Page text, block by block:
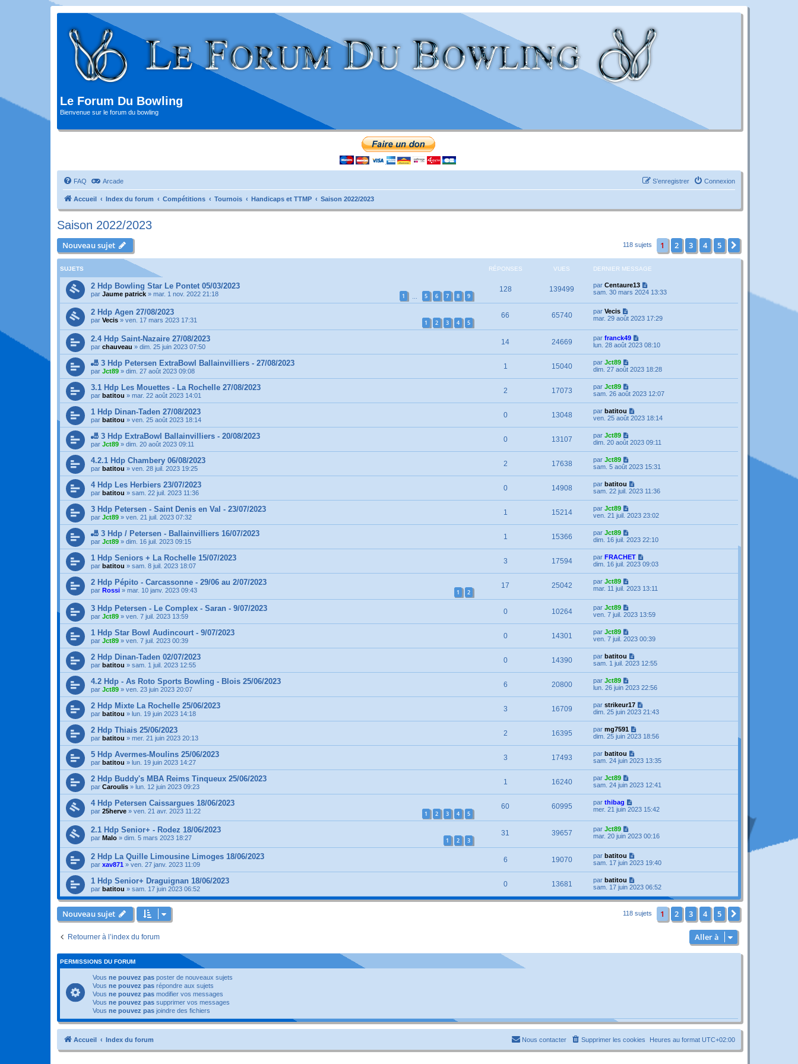
Le Forum Du Bowling
Bienvenue sur le forum du bowling
FAQ Arcade Connexion
S’enregistrer
Accueil Index du forum Compétitions Tournois Handicaps et TTMP Saison 2022/2023
Saison 2022/2023
Nouveau sujet 118 sujets 1 2 3 4 5
SUJETS RÉPONSES VUES DERNIER MESSAGE
2 Hdp Bowling Star Le Pontet 05/03/2023
par Jaume patrick » mar. 1 nov. 2022 21:18 1 5 6 7 8 9
128 139499 par Centaure13
sam. 30 mars 2024 13:33
2 Hdp Agen 27/08/2023
par Vecis » ven. 17 mars 2023 17:31 1 2 3 4 5
66 65740 par Vecis
mar. 29 août 2023 17:29
2.4 Hdp Saint-Nazaire 27/08/2023
par chauveau » dim. 25 juin 2023 07:50
14 24669 par franck49
lun. 28 août 2023 08:10
🎳 3 Hdp Petersen ExtraBowl Ballainvilliers - 27/08/2023
par Jct89 » dim. 27 août 2023 09:08
1 15040 par Jct89
dim. 27 août 2023 18:28
3.1 Hdp Les Mouettes - La Rochelle 27/08/2023
par batitou » mar. 22 août 2023 14:01
2 17073 par Jct89
sam. 26 août 2023 12:07
1 Hdp Dinan-Taden 27/08/2023
par batitou » ven. 25 août 2023 18:14
0 13048 par batitou
ven. 25 août 2023 18:14
🎳 3 Hdp ExtraBowl Ballainvilliers - 20/08/2023
par Jct89 » dim. 20 août 2023 09:11
0 13107 par Jct89
dim. 20 août 2023 09:11
4.2.1 Hdp Chambery 06/08/2023
par batitou » ven. 28 juil. 2023 19:25
2 17638 par Jct89
sam. 5 août 2023 15:31
4 Hdp Les Herbiers 23/07/2023
par batitou » sam. 22 juil. 2023 11:36
0 14908 par batitou
sam. 22 juil. 2023 11:36
3 Hdp Petersen - Saint Denis en Val - 23/07/2023
par Jct89 » ven. 21 juil. 2023 07:32
1 15214 par Jct89
ven. 21 juil. 2023 23:02
🎳 3 Hdp / Petersen - Ballainvilliers 16/07/2023
par Jct89 » dim. 16 juil. 2023 09:15
1 15366 par Jct89
dim. 16 juil. 2023 22:10
1 Hdp Seniors + La Rochelle 15/07/2023
par batitou » sam. 8 juil. 2023 18:07
3 17594 par FRACHET
dim. 16 juil. 2023 09:03
2 Hdp Pépito - Carcassonne - 29/06 au 2/07/2023
par Rossi » mar. 10 janv. 2023 09:43 1 2
17 25042 par Jct89
mar. 11 juil. 2023 13:11
3 Hdp Petersen - Le Complex - Saran - 9/07/2023
par Jct89 » ven. 7 juil. 2023 13:59
0 10264 par Jct89
ven. 7 juil. 2023 13:59
1 Hdp Star Bowl Audincourt - 9/07/2023
par Jct89 » ven. 7 juil. 2023 00:39
0 14301 par Jct89
ven. 7 juil. 2023 00:39
2 Hdp Dinan-Taden 02/07/2023
par batitou » sam. 1 juil. 2023 12:55
0 14390 par batitou
sam. 1 juil. 2023 12:55
4.2 Hdp - As Roto Sports Bowling - Blois 25/06/2023
par Jct89 » ven. 23 juin 2023 20:07
6 20800 par Jct89
lun. 26 juin 2023 22:56
2 Hdp Mixte La Rochelle 25/06/2023
par batitou » lun. 19 juin 2023 14:18
3 16709 par strikeur17
dim. 25 juin 2023 21:43
2 Hdp Thiais 25/06/2023
par batitou » mer. 21 juin 2023 20:13
2 16395 par mg7591
dim. 25 juin 2023 18:56
5 Hdp Avermes-Moulins 25/06/2023
par batitou » lun. 19 juin 2023 14:27
3 17493 par batitou
sam. 24 juin 2023 13:35
2 Hdp Buddy's MBA Reims Tinqueux 25/06/2023
par Caroulis » lun. 12 juin 2023 09:23
1 16240 par Jct89
sam. 24 juin 2023 12:41
4 Hdp Petersen Caissargues 18/06/2023
par 25herve » ven. 21 avr. 2023 11:22 1 2 3 4 5
60 60995 par thibag
mer. 21 juin 2023 15:42
2.1 Hdp Senior+ - Rodez 18/06/2023
par Malo » dim. 5 mars 2023 18:27 1 2 3
31 39657 par Jct89
mar. 20 juin 2023 00:16
2 Hdp La Quille Limousine Limoges 18/06/2023
par xav871 » ven. 27 janv. 2023 11:09
6 19070 par batitou
sam. 17 juin 2023 19:40
1 Hdp Senior+ Draguignan 18/06/2023
par batitou » sam. 17 juin 2023 06:52
0 13681 par batitou
sam. 17 juin 2023 06:52
Nouveau sujet 118 sujets 1 2 3 4 5
Retourner à l’index du forum Aller à
PERMISSIONS DU FORUM
Vous ne pouvez pas poster de nouveaux sujets
Vous ne pouvez pas répondre aux sujets
Vous ne pouvez pas modifier vos messages
Vous ne pouvez pas supprimer vos messages
Vous ne pouvez pas joindre des fichiers
Accueil Index du forum Heures au format UTC+02:00
Supprimer les cookies
Nous contacter